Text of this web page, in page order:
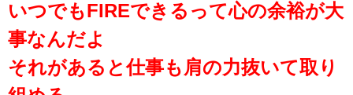
いつでもFIREできるって心の余裕が大
事なんだよ
それがあると仕事も肩の力抜いて取り